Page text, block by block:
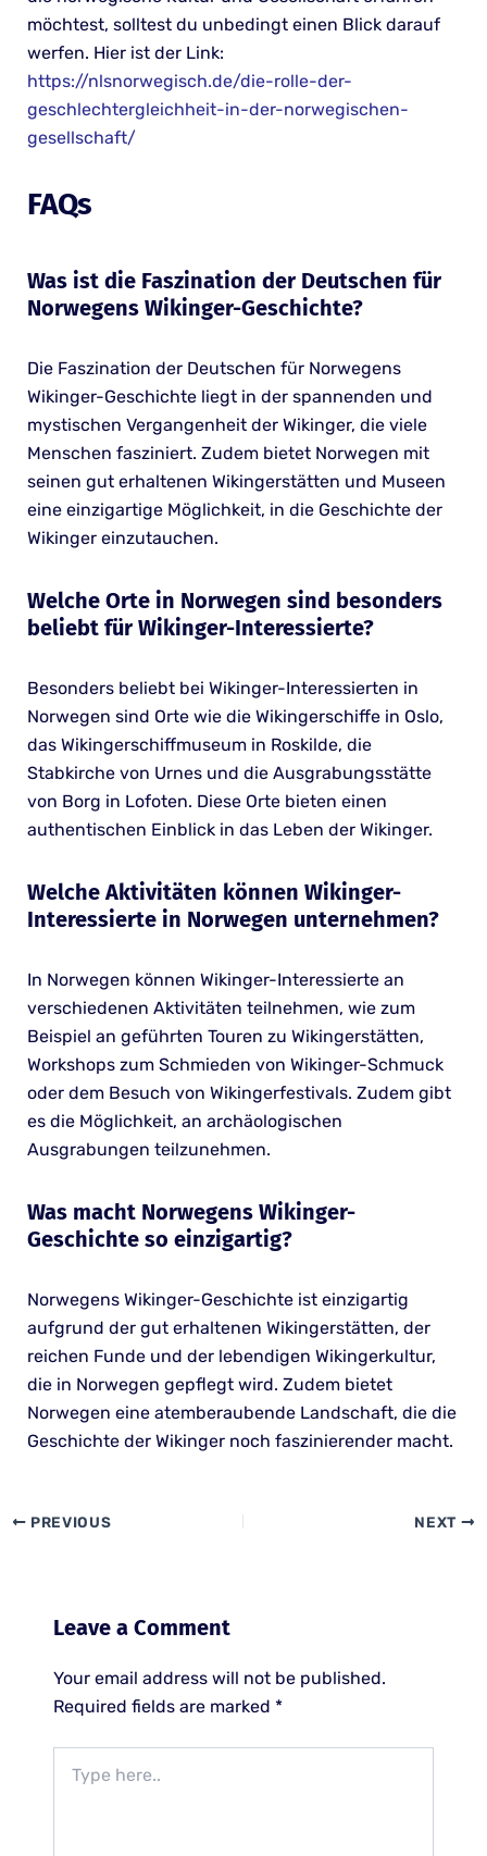
möchtest, solltest du unbedingt einen Blick darauf
werfen. Hier ist der Link:
https://nlsnorwegisch.de/die-rolle-der-
geschlechtergleichheit-in-der-norwegischen-
gesellschaft/
FAQs
Was ist die Faszination der Deutschen für
Norwegens Wikinger-Geschichte?
Die Faszination der Deutschen für Norwegens
Wikinger-Geschichte liegt in der spannenden und
mystischen Vergangenheit der Wikinger, die viele
Menschen fasziniert. Zudem bietet Norwegen mit
seinen gut erhaltenen Wikingerstätten und Museen
eine einzigartige Möglichkeit, in die Geschichte der
Wikinger einzutauchen.
Welche Orte in Norwegen sind besonders
beliebt für Wikinger-Interessierte?
Besonders beliebt bei Wikinger-Interessierten in
Norwegen sind Orte wie die Wikingerschiffe in Oslo,
das Wikingerschiffmuseum in Roskilde, die
Stabkirche von Urnes und die Ausgrabungsstätte
von Borg in Lofoten. Diese Orte bieten einen
authentischen Einblick in das Leben der Wikinger.
Welche Aktivitäten können Wikinger-
Interessierte in Norwegen unternehmen?
In Norwegen können Wikinger-Interessierte an
verschiedenen Aktivitäten teilnehmen, wie zum
Beispiel an geführten Touren zu Wikingerstätten,
Workshops zum Schmieden von Wikinger-Schmuck
oder dem Besuch von Wikingerfestivals. Zudem gibt
es die Möglichkeit, an archäologischen
Ausgrabungen teilzunehmen.
Was macht Norwegens Wikinger-
Geschichte so einzigartig?
Norwegens Wikinger-Geschichte ist einzigartig
aufgrund der gut erhaltenen Wikingerstätten, der
reichen Funde und der lebendigen Wikingerkultur,
die in Norwegen gepflegt wird. Zudem bietet
Norwegen eine atemberaubende Landschaft, die die
Geschichte der Wikinger noch faszinierender macht.
PREVIOUS NEXT
Leave a Comment
Your email address will not be published.
Required fields are marked *
here..